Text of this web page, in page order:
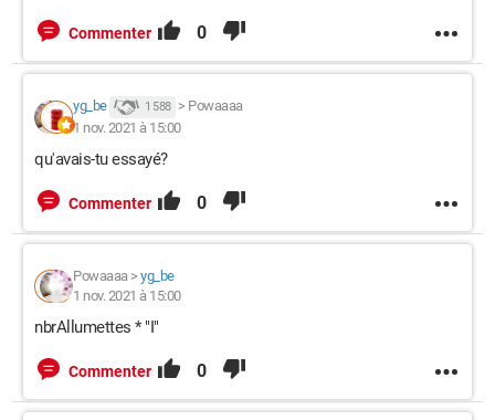
Commenter 0
yg_be 1 588 > Powaaaa
1 nov. 2021 à 15:00
qu'avais-tu essayé?
Commenter 0
Powaaaa> yg_be
1 nov. 2021 à 15:00
nbrAllumettes * "I"
Commenter 0